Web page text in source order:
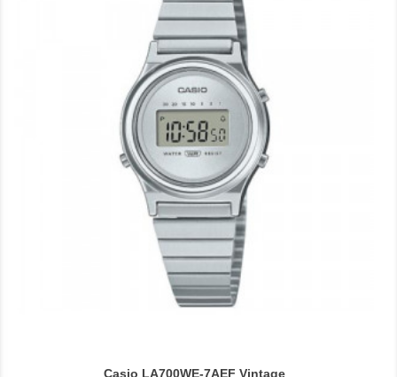
Casio LA700WE-7AEF Vintage